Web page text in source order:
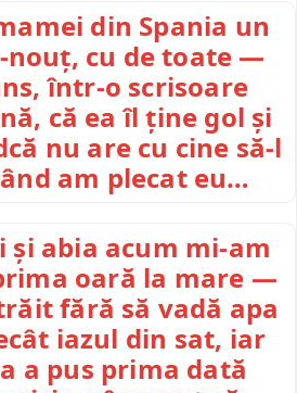
din Spania un
cu de toate —
într-o scrisoare
că ea îl ține gol și
nu are cu cine să-l
am plecat eu…
și abia acum mi-am
oară la mare —
fără să vadă apa
iazul din sat, iar
a pus prima dată